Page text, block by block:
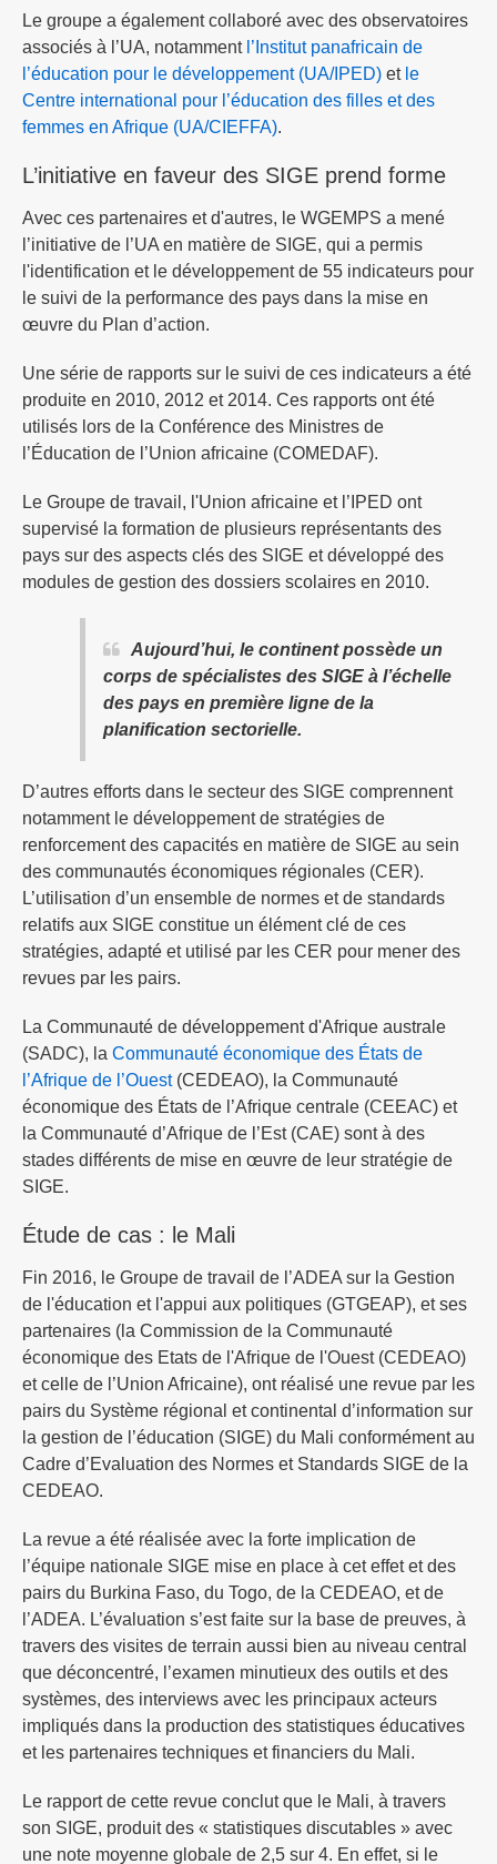
Le groupe a également collaboré avec des observatoires
associés à l’UA, notamment l’Institut panafricain de
l’éducation pour le développement (UA/IPED) et le
Centre international pour l’éducation des filles et des
femmes en Afrique (UA/CIEFFA).
L’initiative en faveur des SIGE prend forme
Avec ces partenaires et d'autres, le WGEMPS a mené
l’initiative de l’UA en matière de SIGE, qui a permis
l'identification et le développement de 55 indicateurs pour
le suivi de la performance des pays dans la mise en
œuvre du Plan d’action.
Une série de rapports sur le suivi de ces indicateurs a été
produite en 2010, 2012 et 2014. Ces rapports ont été
utilisés lors de la Conférence des Ministres de
l’Éducation de l’Union africaine (COMEDAF).
Le Groupe de travail, l'Union africaine et l’IPED ont
supervisé la formation de plusieurs représentants des
pays sur des aspects clés des SIGE et développé des
modules de gestion des dossiers scolaires en 2010.
Aujourd’hui, le continent possède un
corps de spécialistes des SIGE à l’échelle
des pays en première ligne de la
planification sectorielle.
D’autres efforts dans le secteur des SIGE comprennent
notamment le développement de stratégies de
renforcement des capacités en matière de SIGE au sein
des communautés économiques régionales (CER).
L’utilisation d’un ensemble de normes et de standards
relatifs aux SIGE constitue un élément clé de ces
stratégies, adapté et utilisé par les CER pour mener des
revues par les pairs.
La Communauté de développement d'Afrique australe
(SADC), la Communauté économique des États de
l’Afrique de l’Ouest(CEDEAO), la Communauté
économique des États de l’Afrique centrale (CEEAC) et
la Communauté d’Afrique de l’Est (CAE) sont à des
stades différents de mise en œuvre de leur stratégie de
SIGE.
Étude de cas : le Mali
Fin 2016, le Groupe de travail de l’ADEA sur la Gestion
de l'éducation et l'appui aux politiques (GTGEAP), et ses
partenaires (la Commission de la Communauté
économique des Etats de l'Afrique de l'Ouest (CEDEAO)
et celle de l’Union Africaine), ont réalisé une revue par les
pairs du Système régional et continental d’information sur
la gestion de l’éducation (SIGE) du Mali conformément au
Cadre d’Evaluation des Normes et Standards SIGE de la
CEDEAO.
La revue a été réalisée avec la forte implication de
l’équipe nationale SIGE mise en place à cet effet et des
pairs du Burkina Faso, du Togo, de la CEDEAO, et de
l’ADEA. L’évaluation s’est faite sur la base de preuves, à
travers des visites de terrain aussi bien au niveau central
que déconcentré, l’examen minutieux des outils et des
systèmes, des interviews avec les principaux acteurs
impliqués dans la production des statistiques éducatives
et les partenaires techniques et financiers du Mali.
Le rapport de cette revue conclut que le Mali, à travers
son SIGE, produit des « statistiques discutables » avec
une note moyenne globale de 2,5 sur 4. En effet, si le